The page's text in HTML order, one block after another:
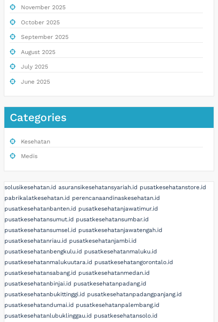
November 2025
October 2025
September 2025
August 2025
July 2025
June 2025
Categories
Kesehatan
Medis
solusikesehatan.id asuransikesehatansyariah.id pusatkesehatanstore.id
pabrikalatkesehatan.id perencanaandinaskesehatan.id
pusatkesehatanbanten.id pusatkesehatanjawatimur.id
pusatkesehatansumut.id pusatkesehatansumbar.id
pusatkesehatansumsel.id pusatkesehatanjawatengah.id
pusatkesehatanriau.id pusatkesehatanjambi.id
pusatkesehatanbengkulu.id pusatkesehatanmaluku.id
pusatkesehatanmalukuutara.id pusatkesehatangorontalo.id
pusatkesehatansabang.id pusatkesehatanmedan.id
pusatkesehatanbinjai.id pusatkesehatanpadang.id
pusatkesehatanbukittinggi.id pusatkesehatanpadangpanjang.id
pusatkesehatandumai.id pusatkesehatanpalembang.id
pusatkesehatanlubuklinggau.id pusatkesehatansolo.id